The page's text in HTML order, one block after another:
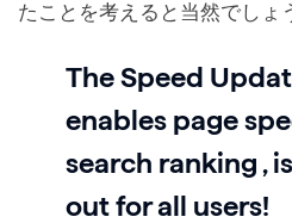
たことを考えると当然でしょ
The Speed
enables page
search ranking ,
out for all users!